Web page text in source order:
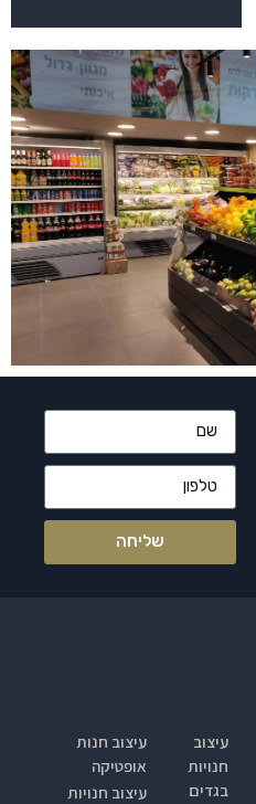
שליחה
עיצוב
חנויות
בגדים
עיצוב חנות
אופטיקה
עיצוב חנויות